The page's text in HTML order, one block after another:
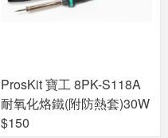
ProsKit 寶工 8PK-S118A
耐氧化烙鐵(附防熱套)30W
$150